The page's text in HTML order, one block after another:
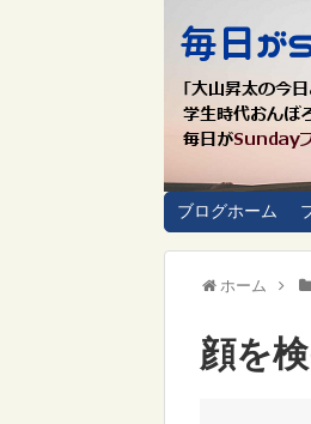
ブログホーム
ホーム
顔を